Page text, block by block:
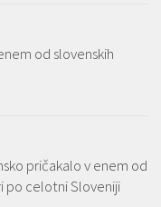
od slovenskih
pričakalo v enem od
po celotni Sloveniji